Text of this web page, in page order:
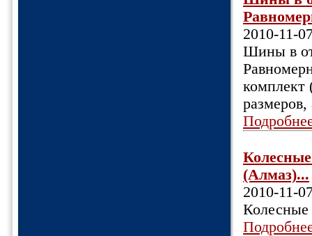
2010-11-
Шины в
комплект
(Алмаз)...
2010-11-
Колесные